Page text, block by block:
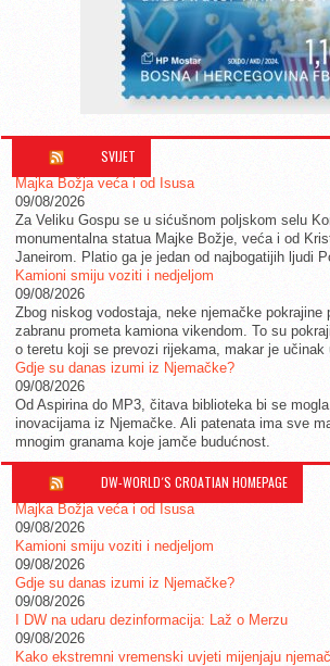
SVIJET
Majka Božja veća i od Isusa
09/08/2026
Za Veliku Gospu se u sićušnom poljskom selu
monumentalna statua Majke Božje, veća i od
Janeirom. Platio ga je jedan od najbogatijih ljudi
Kamioni smiju voziti i nedjeljom
09/08/2026
Zbog niskog vodostaja, neke njemačke pokrajine
zabranu prometa kamiona vikendom. To su
o teretu koji se prevozi rijekama, makar je učinak
Gdje su danas izumi iz Njemačke?
09/08/2026
Od Aspirina do MP3, čitava biblioteka bi se
inovacijama iz Njemačke. Ali patenata ima sve
mnogim granama koje jamče budućnost.
DW-WORLD´S CROATIAN HOMEPAGE
Majka Božja veća i od Isusa
09/08/2026
Kamioni smiju voziti i nedjeljom
09/08/2026
Gdje su danas izumi iz Njemačke?
09/08/2026
I DW na udaru dezinformacija: Laž o Merzu
09/08/2026
Kako ekstremni vremenski uvjeti mijenjaju